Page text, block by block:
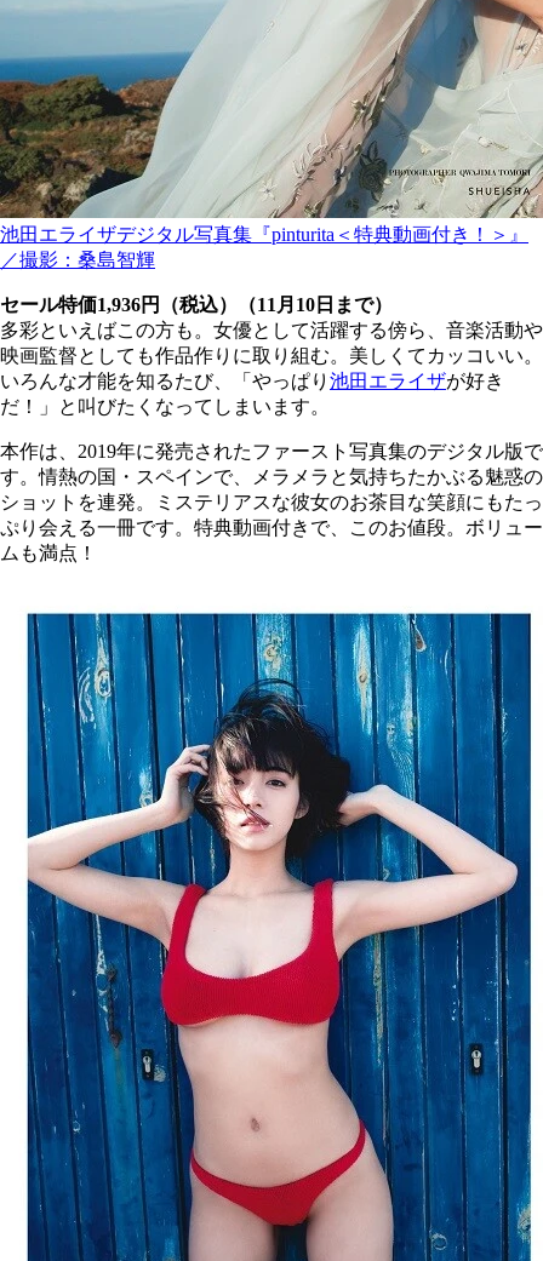
池田エライザデジタル写真集『pinturita＜特典動画付き！＞』
／撮影：桑島智輝
セール特価1,936円（税込）（11月10日まで）
多彩といえばこの方も。女優として活躍する傍ら、音楽活動や
映画監督としても作品作りに取り組む。美しくてカッコいい。
いろんな才能を知るたび、「やっぱり 池田エライザが好き
だ！」と叫びたくなってしまいます。
本作は、2019年に発売されたファースト写真集のデジタル版で
す。情熱の国・スペインで、メラメラと気持ちたかぶる魅惑の
ショットを連発。ミステリアスな彼女のお茶目な笑顔にもたっ
ぷり会える一冊です。特典動画付きで、このお値段。ボリュー
ムも満点！